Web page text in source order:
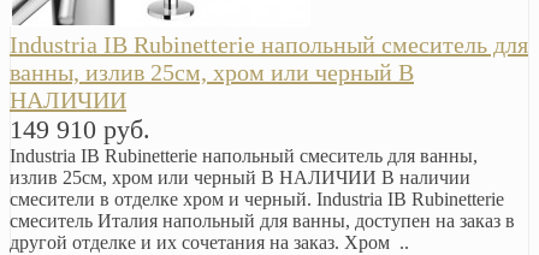
Industria IB Rubinetterie напольный смеситель для
ванны, излив 25см, хром или черный В
НАЛИЧИИ
149 910 руб.
Industria IB Rubinetterie напольный смеситель для ванны,
излив 25см, хром или черный В НАЛИЧИИ В наличии
смесители в отделке хром и черный. Industria IB Rubinetterie
смеситель Италия напольный для ванны, доступен на заказ в
другой отделке и их сочетания на заказ. Хром ..